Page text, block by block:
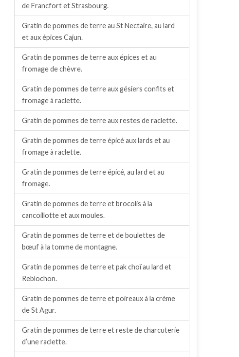
de Francfort et Strasbourg.
Gratin de pommes de terre au St Nectaire, au lard
et aux épices Cajun.
Gratin de pommes de terre aux épices et au
fromage de chèvre.
Gratin de pommes de terre aux gésiers confits et
fromage à raclette.
Gratin de pommes de terre aux restes de raclette.
Gratin de pommes de terre épicé aux lards et au
fromage à raclette.
Gratin de pommes de terre épicé, au lard et au
fromage.
Gratin de pommes de terre et brocolis à la
cancoillotte et aux moules.
Gratin de pommes de terre et de boulettes de
bœuf à la tomme de montagne.
Gratin de pommes de terre et pak choï au lard et
Reblochon.
Gratin de pommes de terre et poireaux à la crème
de St Agur.
Gratin de pommes de terre et reste de charcuterie
d’une raclette.